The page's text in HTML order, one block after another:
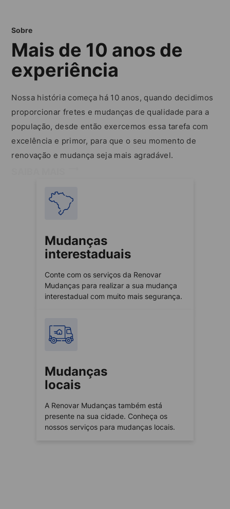
Sobre
Mais de 10 anos de
experiência
Nossa história começa há 10 anos, quando decidimos
proporcionar fretes e mudanças de qualidade para a
população, desde então exercemos essa tarefa com
excelência e primor, para que o seu momento de
renovação e mudança seja mais agradável.
Mudanças
interestaduais
Conte com os serviços da Renovar
Mudanças para realizar a sua mudança
interestadual com muito mais segurança.
Mudanças
locais
A Renovar Mudanças também está
presente na sua cidade. Conheça os
nossos serviços para mudanças locais.